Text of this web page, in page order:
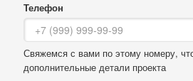
Телефон
Свяжемся с вами по этому номеру,
дополнительные детали проекта